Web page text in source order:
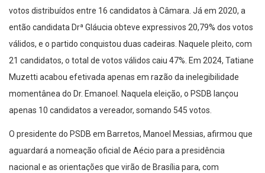
votos distribuídos entre 16 candidatos à Câmara. Já em 2020, a
então candidata Drª Gláucia obteve expressivos 20,79% dos votos
válidos, e o partido conquistou duas cadeiras. Naquele pleito, com
21 candidatos, o total de votos válidos caiu 47%. Em 2024, Tatiane
Muzetti acabou efetivada apenas em razão da inelegibilidade
momentânea do Dr. Emanoel. Naquela eleição, o PSDB lançou
apenas 10 candidatos a vereador, somando 545 votos.
O presidente do PSDB em Barretos, Manoel Messias, afirmou que
aguardará a nomeação oficial de Aécio para a presidência
nacional e as orientações que virão de Brasília para, com